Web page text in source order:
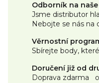
jahodovým protlakem,
na svačinu, kdykoliv
přidaného cukru, vegan.
Tuky 0,4 g
Tuky, z toho nasycené
Sacharidy 14 g
Sacharidy, z toho cukry
Vláknina 2,8 g
Odborník na
Jsme distributor
Nebojte se nás na
Věrnostní
Sbírejte body,
Doručení již od
Doprava zdarma